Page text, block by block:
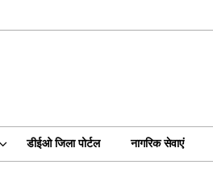
डीईओ जिला पोर्टल नागरिक सेवाएं